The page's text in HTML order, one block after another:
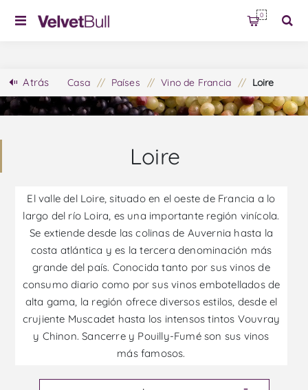
0
Atrás Casa / Países / Vino de Francia / Loire
Loire
El valle del Loire, situado en el oeste de Francia a lo
largo del río Loira, es una importante región vinícola.
Se extiende desde las colinas de Auvernia hasta la
costa atlántica y es la tercera denominación más
grande del país. Conocida tanto por sus vinos de
consumo diario como por sus vinos embotellados de
alta gama, la región ofrece diversos estilos, desde el
crujiente Muscadet hasta los intensos tintos Vouvray
y Chinon. Sancerre y Pouilly-Fumé son sus vinos
más famosos.